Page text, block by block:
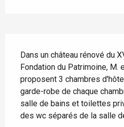
Dans un château rénové du
Fondation du Patrimoine, M.
proposent 3 chambres
garde-robe de chaque
salle de bains et toilettes
des wc séparés de la salle